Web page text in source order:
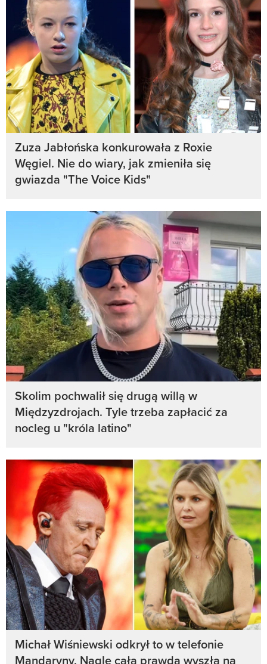
Zuza Jabłońska konkurowała z Roxie
Węgiel. Nie do wiary, jak zmieniła się
gwiazda "The Voice Kids"
Skolim pochwalił się drugą willą w
Międzyzdrojach. Tyle trzeba zapłacić za
nocleg u "króla latino"
Michał Wiśniewski odkrył to w telefonie
Mandaryny. Nagle cała prawda wyszła na